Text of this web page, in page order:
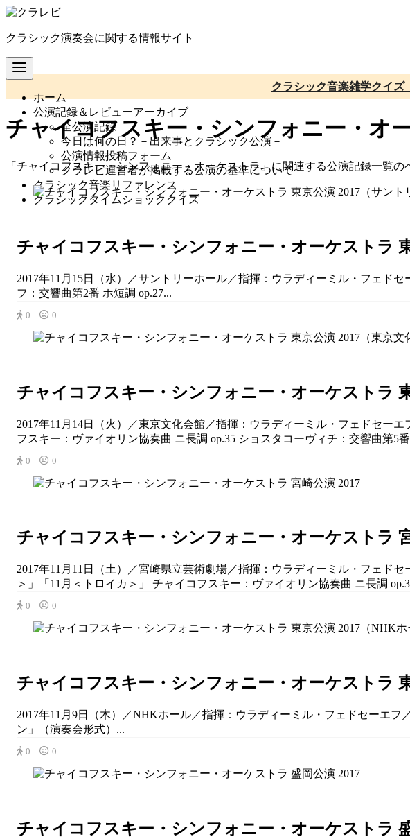
コ
テ
ン
ツ
移
クラシック演奏会に関する情報サイト
ホーム
公演記録＆レビューアーカイブ
全公演記録
今日は何の日？－出来事とクラシック公演－
公演情報投稿フォーム
クラレビ運営者が掲載する公演の基準について
クラシック音楽リファレンス
クラシックタイムショッククイズ
クラシック音楽雑学クイズ
チャイコフスキー・シンフォニー・オ
「チャイコフスキー・シンフォニー・オーケストラ」に関連する公演記録一覧の
チャイコフスキー・シンフォニー・オーケストラ
2017年11月15日（水）／サントリーホール／指揮：ウラディーミル・フェド
フ：交響曲第2番 ホ短調 op.27...
0｜ 0
チャイコフスキー・シンフォニー・オーケストラ
2017年11月14日（火）／東京文化会館／指揮：ウラディーミル・フェドセー
フスキー：ヴァイオリン協奏曲 ニ長調 op.35 ショスタコーヴィチ：交響曲第5
0｜ 0
チャイコフスキー・シンフォニー・オーケストラ
2017年11月11日（土）／宮崎県立芸術劇場／指揮：ウラディーミル・フェド
＞」「11月＜トロイカ＞」 チャイコフスキー：ヴァイオリン協奏曲 ニ長調
0｜ 0
チャイコフスキー・シンフォニー・オーケストラ
2017年11月9日（木）／NHKホール／指揮：ウラディーミル・フェドセーエ
ン」（演奏会形式）...
0｜ 0
チャイコフスキー・シンフォニー・オーケストラ